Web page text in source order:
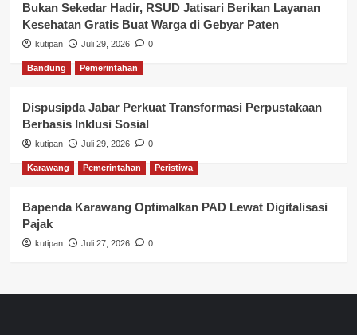
Bukan Sekedar Hadir, RSUD Jatisari Berikan Layanan
Kesehatan Gratis Buat Warga di Gebyar Paten
kutipan Juli 29, 2026 0
Bandung Pemerintahan
Dispusipda Jabar Perkuat Transformasi Perpustakaan
Berbasis Inklusi Sosial
kutipan Juli 29, 2026 0
Karawang Pemerintahan Peristiwa
Bapenda Karawang Optimalkan PAD Lewat Digitalisasi
Pajak
kutipan Juli 27, 2026 0